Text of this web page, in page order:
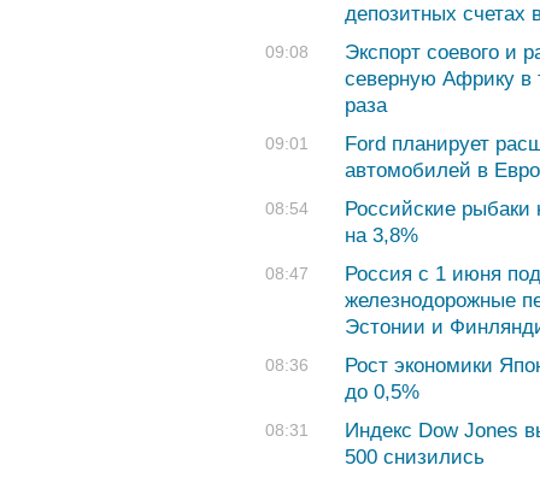
депозитных счетах
09:08
Экспорт соевого и
северную Африку в
раза
09:01
Ford планирует
автомобилей в
08:54
Российские
на 3,8%
08:47
Россия с 1 июня
железнодорожные
Эстонии и
08:36
Рост экономики
до 0,5%
08:31
Индекс Dow Jones
500 снизились